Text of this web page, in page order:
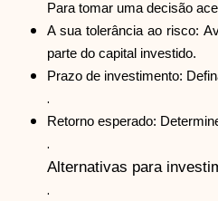
Para tomar uma decisão
A sua tolerância ao risco:
parte do capital investido.
Prazo de investimento:
.
Retorno esperado:
.
Alternativas para
.